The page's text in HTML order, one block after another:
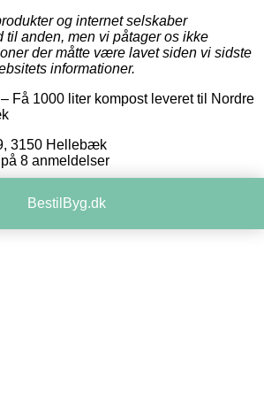
og internet selskaber
til anden, men vi påtager os ikke
der måtte være lavet siden vi sidste
informationer.
– Få 1000 liter kompost leveret til Nordre
, 3150 Hellebæk
8 anmeldelser
BestilByg.dk